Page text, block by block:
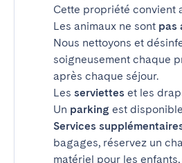
Cette propriété convient
Les animaux ne sont pas
Nous nettoyons et
soigneusement chaque
après chaque séjour.
Les serviettes et les
Un parking est
Services
bagages, réservez un
matériel pour les